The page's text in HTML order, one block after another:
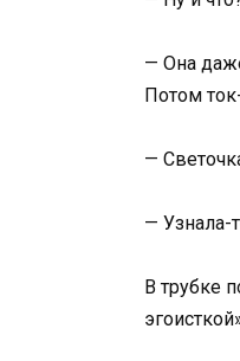
— Она
Потом
—
— Узнала-
В трубке